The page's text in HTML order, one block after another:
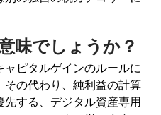
味でしょうか？
ピタルゲインのルールに
の代わり、純利益の計算
する、デジタル資産専用